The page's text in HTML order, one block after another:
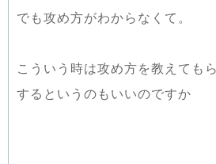
でも攻め方がわからなくて。
こういう時は攻め方を教えても
するというのもいいのですか